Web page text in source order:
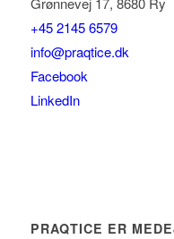
+45 2145 6579
info@praqtice.dk
Facebook
LinkedIn
PRAQTICE ER